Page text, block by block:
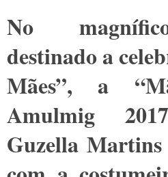
No
destinado a
Mães”, a
Amulmig
Guzella